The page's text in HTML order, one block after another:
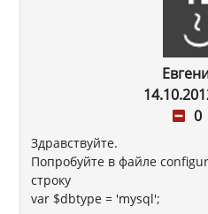
0
Здравствуйте.
Попробуйте в файле
строку
var $dbtype = 'mysql';